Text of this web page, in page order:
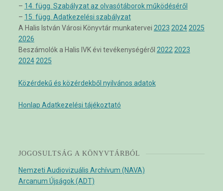
– 14. függ. Szabályzat az olvasótáborok működéséről
– 15. függ. Adatkezelési szabályzat
A Halis István Városi Könyvtár munkatervei 2023 2024 2025
2026
Beszámolók a Halis IVK évi tevékenységéről 2022 2023
2024 2025
Közérdekű és közérdekből nyilvános adatok
Honlap Adatkezelési tájékoztató
JOGOSULTSÁG A KÖNYVTÁRBÓL
Nemzeti Audiovizuális Archívum (NAVA)
Arcanum Újságok (ADT)